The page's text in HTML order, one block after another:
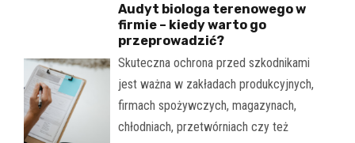
Audyt biologa terenowego w
firmie – kiedy warto go
przeprowadzić?
Skuteczna ochrona przed szkodnikami
jest ważna w zakładach produkcyjnych,
firmach spożywczych, magazynach,
chłodniach, przetwórniach czy też